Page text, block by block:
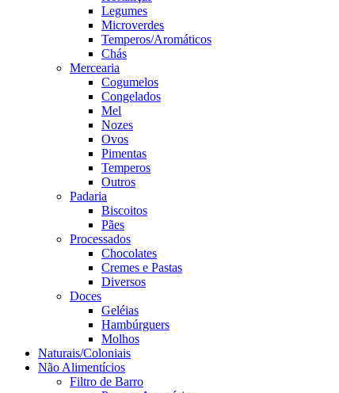
Legumes
Microverdes
Temperos/Aromáticos
Chás
Mercearia
Cogumelos
Congelados
Mel
Nozes
Ovos
Pimentas
Temperos
Outros
Padaria
Biscoitos
Pães
Processados
Chocolates
Cremes e Pastas
Diversos
Doces
Geléias
Hambúrguers
Molhos
Naturais/Coloniais
Não Alimentícios
Filtro de Barro